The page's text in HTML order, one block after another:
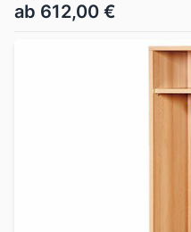
ab 612,00 €